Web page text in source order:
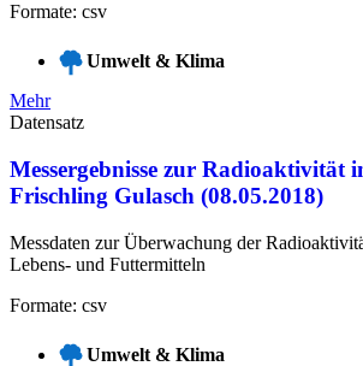
Formate: csv
Umwelt & Klima
Mehr
Datensatz
Messergebnisse zur Radioaktivität
Frischling Gulasch (08.05.2018)
Messdaten zur Überwachung der
Lebens- und Futtermitteln
Formate: csv
Umwelt & Klima